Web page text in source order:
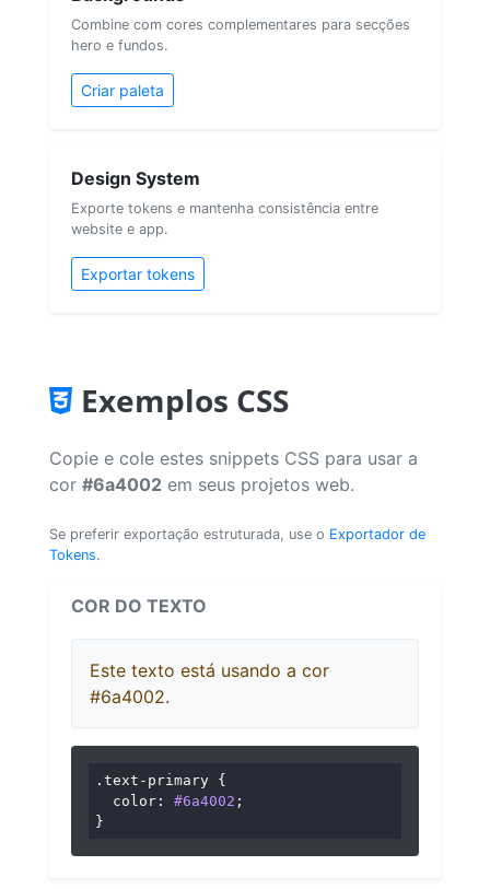
Combine com cores complementares para secções
hero e fundos.
Criar paleta
Design System
Exporte tokens e mantenha consistência entre
website e app.
Exportar tokens
Exemplos CSS
Copie e cole estes snippets CSS para usar a
cor #6a4002 em seus projetos web.
Se preferir exportação estruturada, use o Exportador de
Tokens.
COR DO TEXTO
Este texto está usando a cor
#6a4002.
.text-primary {
color : #6a4002 ;
}